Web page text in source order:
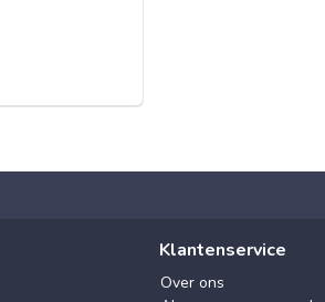
Klantenservice
Over ons